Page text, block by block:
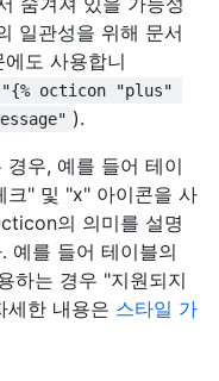
일관성을 위해 문서
도 사용합니
"{% octicon "plus"
).
우, 예를 들어 테이
크" 및 "x" 아이콘을 사
의 의미를 설명
예를 들어 테이블의
하는 경우 "지원되지
세한 내용은 스타일 가